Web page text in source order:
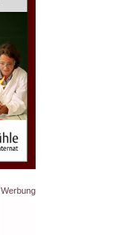
Werbung